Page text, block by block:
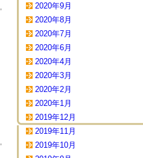
2020年9月
2020年8月
2020年7月
2020年6月
2020年4月
2020年3月
2020年2月
2020年1月
2019年12月
2019年11月
2019年10月